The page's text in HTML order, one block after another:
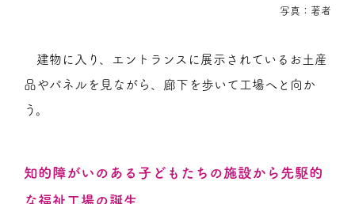
写真：著者
建物に入り、エントランスに展示されているお土産
品やパネルを見ながら、廊下を歩いて工場へと向か
う。
知的障がいのある子どもたちの施設から先駆的
な福祉工場の誕生